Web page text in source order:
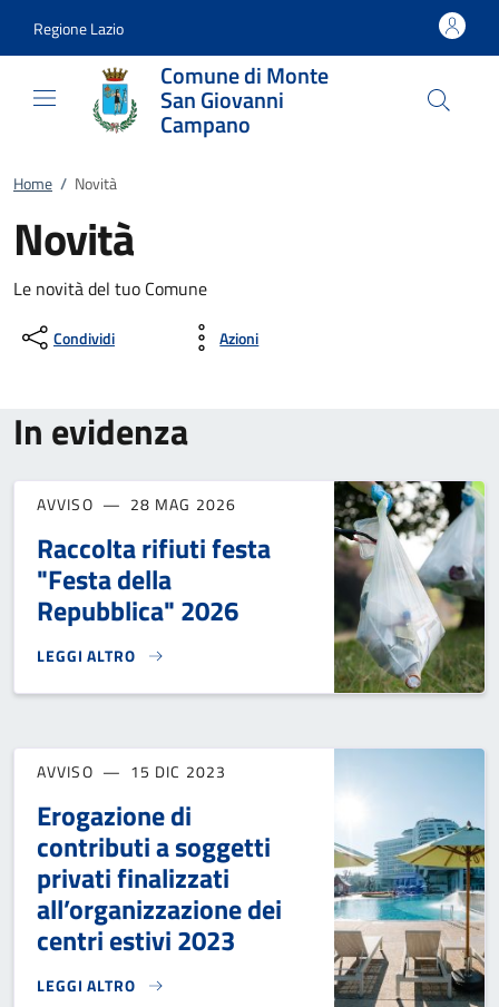
Regione Lazio
Comune di Monte
San Giovanni
Campano
Home / Novità
Novità
Le novità del tuo Comune
Condividi Azioni
In evidenza
AVVISO 28 MAG 2026
Raccolta rifiuti festa
"Festa della
Repubblica" 2026
LEGGI ALTRO
RACCOLTA RIFIUTI FESTA "FESTA DELLA REPUBBLICA" 2026}
AVVISO 15 DIC 2023
Erogazione di
contributi a soggetti
privati finalizzati
all’organizzazione dei
centri estivi 2023
LEGGI ALTRO
EROGAZIONE DI CONTRIBUTI A SOGGETTI PRIVATI